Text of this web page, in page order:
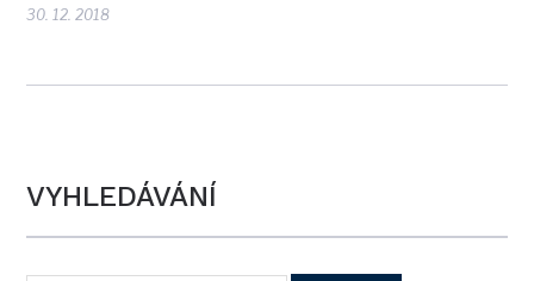
30. 12. 2018
VYHLEDÁVÁNÍ